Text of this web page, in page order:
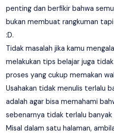
penting dan berfikir bahwa
bukan membuat rangkuman
:D.
Tidak masalah jika kamu
melakukan tips belajar juga
proses yang cukup memakan
Usahakan tidak menulis terlalu
adalah agar bisa memahami
sebenarnya tidak terlalu
Misal dalam satu halaman,